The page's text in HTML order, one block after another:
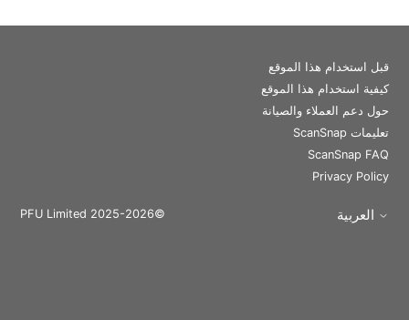
قبل استخدام هذا الموقع
كيفية استخدام هذا الموقع
حول دعم العملاء والصيانة
تعليمات ScanSnap
ScanSnap FAQ
Privacy Policy
©PFU Limited 2025-2026